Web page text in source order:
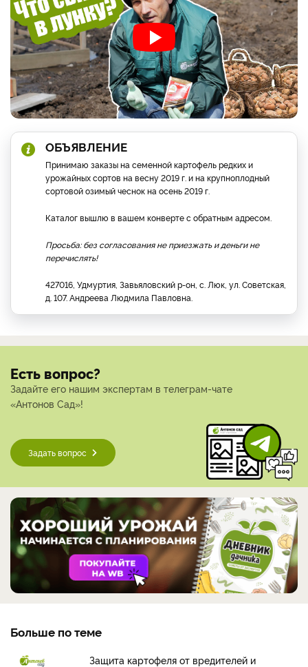
ОБЪЯВЛЕНИЕ
Принимаю заказы на семенной картофель редких и
урожайных сортов на весну 2019 г. и на крупноплодный
сортовой озимый чеснок на осень 2019 г.
Каталог вышлю в вашем конверте с обратным адресом.
Просьба: без согласования не приезжать и деньги не
перечислять!
427016, Удмуртия, Завьяловский р-он, с. Люк, ул. Советская,
д. 107. Андреева Людмила Павловна.
Есть вопрос?
Задайте его нашим экспертам в телеграм-чате
«Антонов Сад»!
Задать вопрос
Больше по теме
Защита картофеля от вредителей и